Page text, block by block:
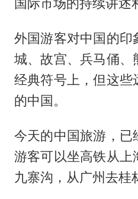
国际市场的持续讲述
外国游客对中国的印
城、故宫、兵马俑
经典符号上，但这些
的中国。
今天的中国旅游，已
游客可以坐高铁从上
九寨沟，从广州去桂